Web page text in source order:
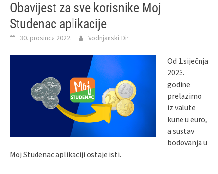
Obavijest za sve korisnike Moj
Studenac aplikacije
30. prosinca 2022. Vodnjanski Đir
Od 1.siječnja
2023.
godine
prelazimo
iz valute
kune u euro,
a sustav
bodovanja u
Moj Studenac aplikaciji ostaje isti.